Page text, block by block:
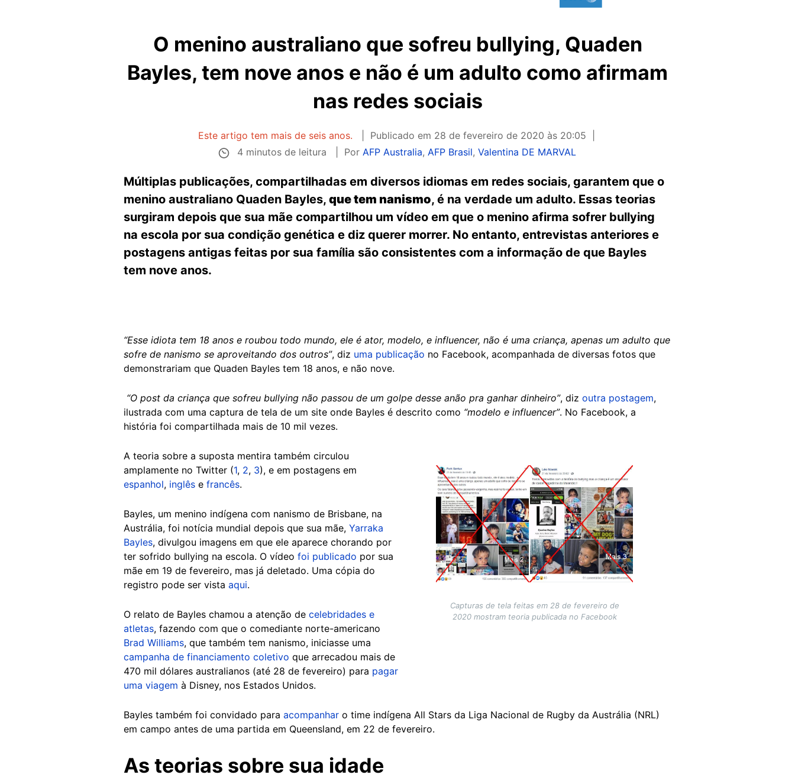
O menino australiano que sofreu bullying, Quaden
Bayles, tem nove anos e não é um adulto como afirmam
nas redes sociais
Este artigo tem mais de seis anos. Publicado em 28 de fevereiro de 2020 às 20:05
4 minutos de leitura
PorAFP Australia,AFP Brasil,Valentina DE MARVAL
Múltiplas publicações, compartilhadas em diversos idiomas em redes sociais, garantem que o
menino australiano Quaden Bayles, que tem nanismo, é na verdade um adulto. Essas teorias
surgiram depois que sua mãe compartilhou um vídeo em que o menino afirma sofrer bullying
na escola por sua condição genética e diz querer morrer. No entanto, entrevistas anteriores e
postagens antigas feitas por sua família são consistentes com a informação de que Bayles
tem nove anos.
“Esse idiota tem 18 anos e roubou todo mundo, ele é ator, modelo, e influencer, não é uma criança, apenas um adulto que
sofre de nanismo se aproveitando dos outros”, diz uma publicação no Facebook, acompanhada de diversas fotos que
demonstrariam que Quaden Bayles tem 18 anos, e não nove.
“O post da criança que sofreu bullying não passou de um golpe desse anão pra ganhar dinheiro”, diz outra postagem,
ilustrada com uma captura de tela de um site onde Bayles é descrito como “modelo e influencer”. No Facebook, a
história foi compartilhada mais de 10 mil vezes.
Image
Capturas de tela feitas em 28 de fevereiro de
2020 mostram teoria publicada no Facebook
A teoria sobre a suposta mentira também circulou
amplamente no Twitter (1, 2, 3), e em postagens em
espanhol, inglês e francês.
Bayles, um menino indígena com nanismo de Brisbane, na
Austrália, foi notícia mundial depois que sua mãe, Yarraka
Bayles, divulgou imagens em que ele aparece chorando por
ter sofrido bullying na escola. O vídeo foi publicado por sua
mãe em 19 de fevereiro, mas já deletado. Uma cópia do
registro pode ser vista aqui.
O relato de Bayles chamou a atenção de celebridades e
atletas, fazendo com que o comediante norte-americano
Brad Williams, que também tem nanismo, iniciasse uma
campanha de financiamento coletivo que arrecadou mais de
470 mil dólares australianos (até 28 de fevereiro) para pagar
uma viagem à Disney, nos Estados Unidos.
Bayles também foi convidado para acompanhar o time indígena All Stars da Liga Nacional de Rugby da Austrália (NRL)
em campo antes de uma partida em Queensland, em 22 de fevereiro.
As teorias sobre sua idade